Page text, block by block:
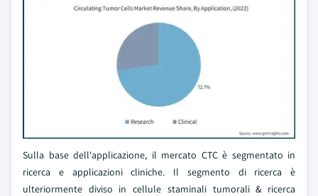
Sulla base dell'applicazione, il mercato CTC è segmentato in
ricerca e applicazioni cliniche. Il segmento di ricerca è
ulteriormente diviso in cellule staminali tumorali & ricerca